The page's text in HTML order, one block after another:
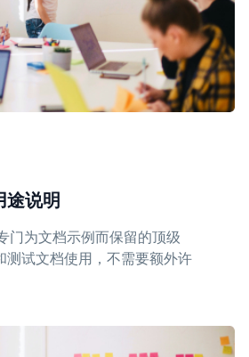
途说明
门为文档示例而保留的顶级
测试文档使用，不需要额外许